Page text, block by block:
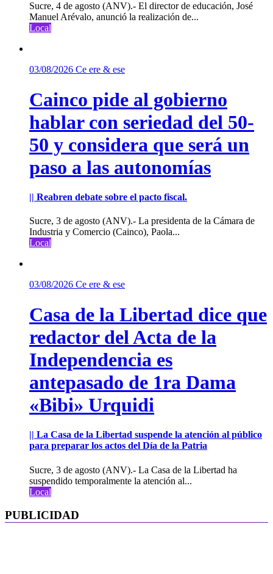
Sucre, 4 de agosto (ANV).- El director de educación, José
Manuel Arévalo, anunció la realización de...
Local
03/08/2026 Ce ere & ese
Cainco pide al gobierno
hablar con seriedad del 50-
50 y considera que será un
paso a las autonomías
|| Reabren debate sobre el pacto fiscal.
Sucre, 3 de agosto (ANV).- La presidenta de la Cámara de
Industria y Comercio (Cainco), Paola...
Local
03/08/2026 Ce ere & ese
Casa de la Libertad dice que
redactor del Acta de la
Independencia es
antepasado de 1ra Dama
«Bibi» Urquidi
|| La Casa de la Libertad suspende la atención al público
para preparar los actos del Día de la Patria
Sucre, 3 de agosto (ANV).- La Casa de la Libertad ha
suspendido temporalmente la atención al...
Local
PUBLICIDAD